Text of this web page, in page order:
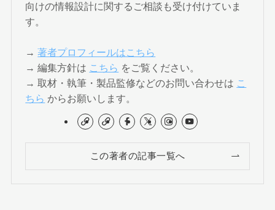
向けの情報設計に関するご相談も受け付けていま
す。
→著者プロフィールはこちら
→ 編集方針は こちら をご覧ください。
→ 取材・執筆・製品監修などのお問い合わせは こ
ちら からお願いします。
この著者の記事一覧へ